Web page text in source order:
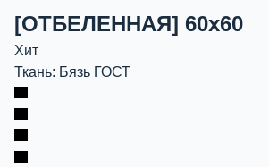
[ОТБЕЛЕННАЯ] 60х60
Хит
Ткань: Бязь ГОСТ